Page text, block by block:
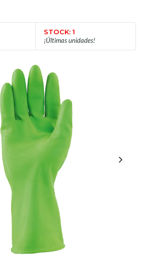
STOCK: 1
¡Últimas unidades!